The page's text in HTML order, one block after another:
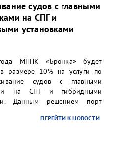
судов с главными
на СПГ и
установками
МППК «Бронка» будет
в размере 10% на услуги по
судов с главными
на СПГ и гибридными
Данным решением порт
в эксплуатацию наиболее
ПЕРЕЙТИ К НОВОСТИ